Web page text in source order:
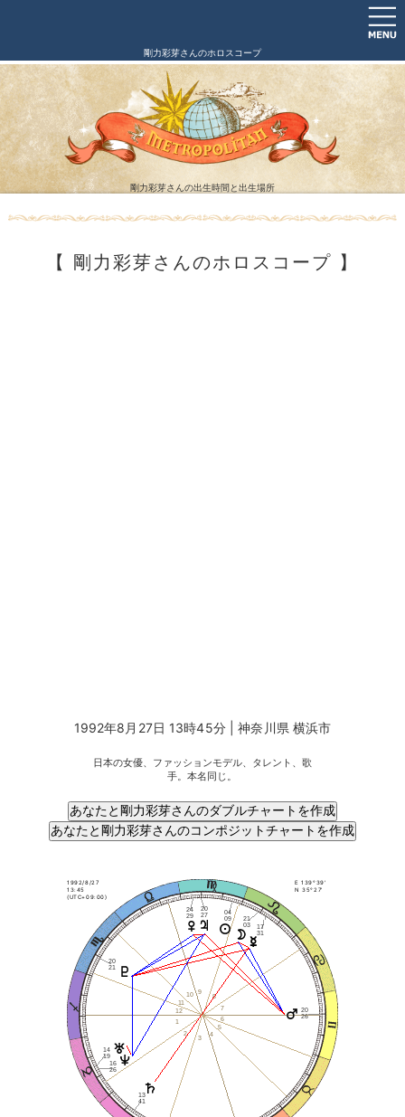
剛力彩芽さんのホロスコープ
剛力彩芽さんの出生時間と出生場所
【 剛力彩芽さんのホロスコープ 】
1992年8月27日 13時45分 | 神奈川県 横浜市
日本の女優、ファッションモデル、タレント、歌
手。本名同じ。
1992/8/27
13:45
(UTC+09:00)
E 139°39'
N 35°27'
1
2
3
4
5
6
7
8
9
10
11
12
04
09
21
03
17
31
24
29
20
26
20
27
13
41
14
19
16
26
20
21